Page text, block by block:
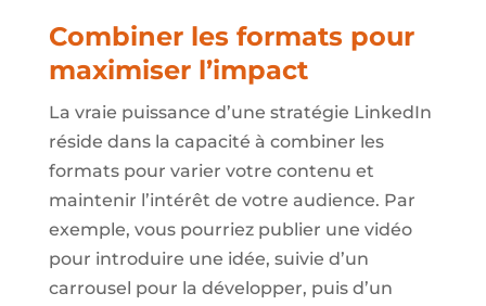
Combiner les formats pour
maximiser l’impact
La vraie puissance d’une stratégie LinkedIn
réside dans la capacité à combiner les
formats pour varier votre contenu et
maintenir l’intérêt de votre audience. Par
exemple, vous pourriez publier une vidéo
pour introduire une idée, suivie d’un
carrousel pour la développer, puis d’un